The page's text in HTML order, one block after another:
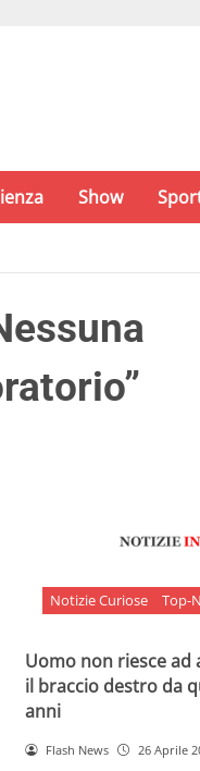
Show
Notizie Curiose Top-
Uomo non riesce ad
il braccio destro da
anni
Flash News 26 Aprile